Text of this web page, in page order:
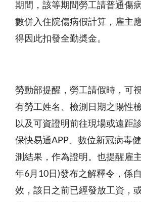
期間，該等期間勞工請普通傷
數併入住院傷病假計算，雇主
得因此扣發全勤奬金。
勞動部提醒，勞工請假時，可
有勞工姓名、檢測日期之陽性
以及可資證明前往現場或遠距
保快易通APP、數位新冠病毒
測結果，作為證明。也提醒雇
年6月10日)發布之解釋令，係
效，該日之前已經發放工資，